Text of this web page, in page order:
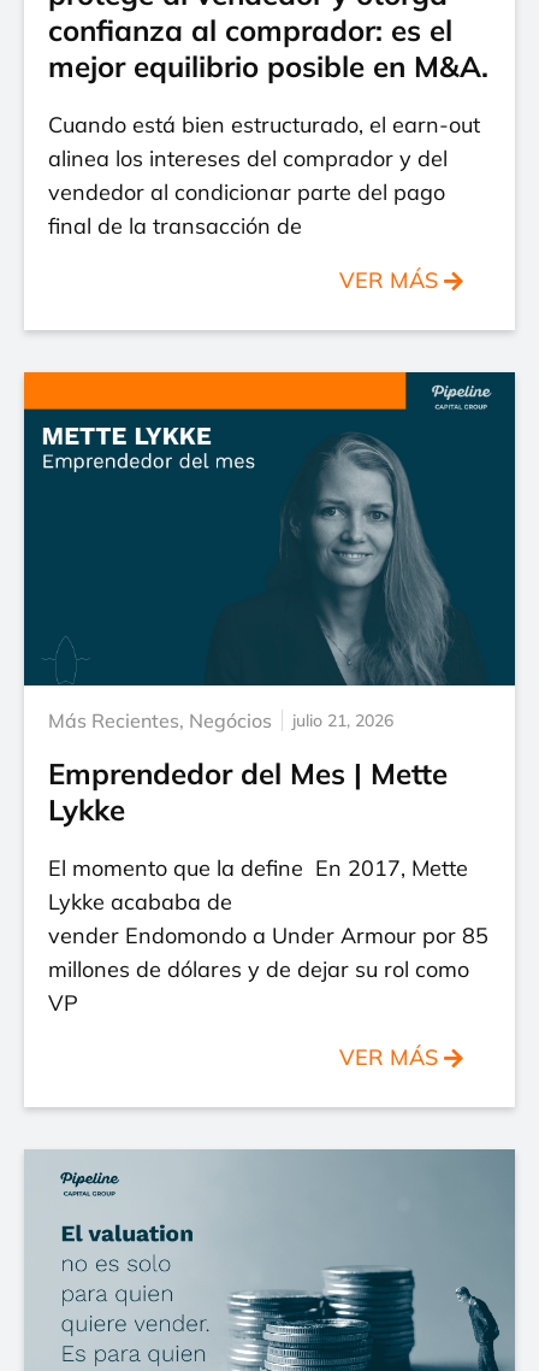
confianza al comprador: es el
mejor equilibrio posible en M&A.
Cuando está bien estructurado, el earn-out
alinea los intereses del comprador y del
vendedor al condicionar parte del pago
final de la transacción de
VER MÁS
Más Recientes, Negócios julio 21, 2026
Emprendedor del Mes | Mette
Lykke
El momento que la define En 2017, Mette
Lykke acababa de
vender Endomondo a Under Armour por 85
millones de dólares y de dejar su rol como
VP
VER MÁS